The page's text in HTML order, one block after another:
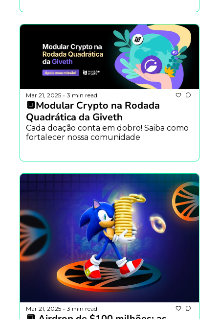
Mar 21, 2025 • 3 min read
🔲Modular Crypto na Rodada
Cada doação conta em dobro! Saiba como
fortalecer nossa comunidade
Mar 21, 2025 • 3 min read